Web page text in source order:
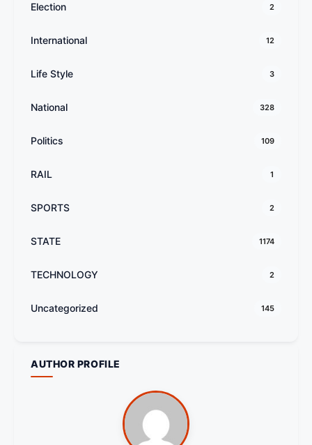
Election 2
International 12
Life Style 3
National 328
Politics 109
RAIL 1
SPORTS 2
STATE 1174
TECHNOLOGY 2
Uncategorized 145
AUTHOR PROFILE